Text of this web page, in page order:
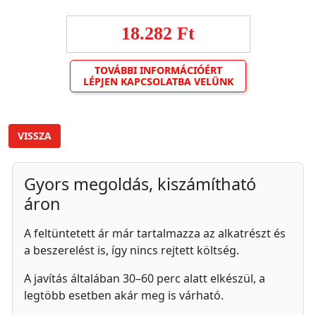
18.282 Ft
TOVÁBBI INFORMÁCIÓÉRT
LÉPJEN KAPCSOLATBA VELÜNK
VISSZA
Gyors megoldás, kiszámítható
áron
A feltüntetett ár már tartalmazza az alkatrészt és
a beszerelést is, így nincs rejtett költség.
A javítás általában 30–60 perc alatt elkészül, a
legtöbb esetben akár meg is várható.